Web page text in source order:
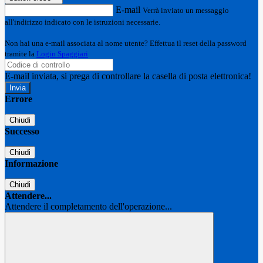
E-mail Verrà inviato un messaggio
all'indirizzo indicato con le istruzioni necessarie.
Non hai una e-mail associata al nome utente? Effettua il reset della password
tramite la Login Spaggiari
E-mail inviata, si prega di controllare la casella di posta elettronica!
Errore
Chiudi
Successo
Chiudi
Informazione
Chiudi
Attendere...
Attendere il completamento dell'operazione...